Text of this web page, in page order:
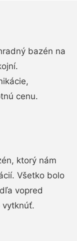
bazén na
cenu.
ktorý nám
Všetko bolo
vopred
vytknúť.